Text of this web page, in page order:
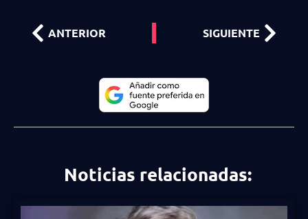
ANTERIOR SIGUIENTE
Noticias relacionadas: